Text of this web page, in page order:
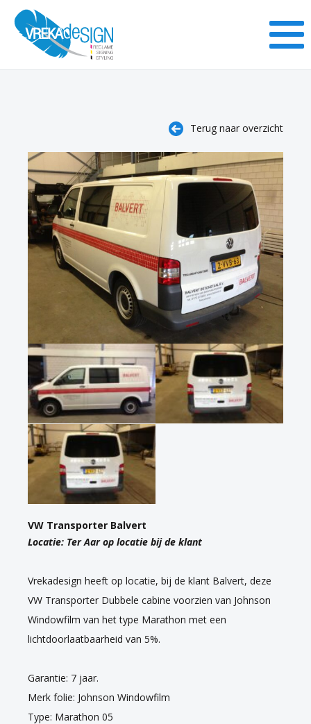
Terug naar overzicht
VW Transporter Balvert
Locatie: Ter Aar op locatie bij de klant
Vrekadesign heeft op locatie, bij de klant Balvert, deze
VW Transporter Dubbele cabine voorzien van Johnson
Windowfilm van het type Marathon met een
lichtdoorlaatbaarheid van 5%.
Garantie: 7 jaar.
Merk folie: Johnson Windowfilm
Type: Marathon 05